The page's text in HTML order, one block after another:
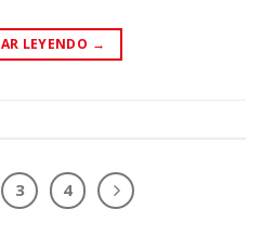
LEYENDO →
3 4